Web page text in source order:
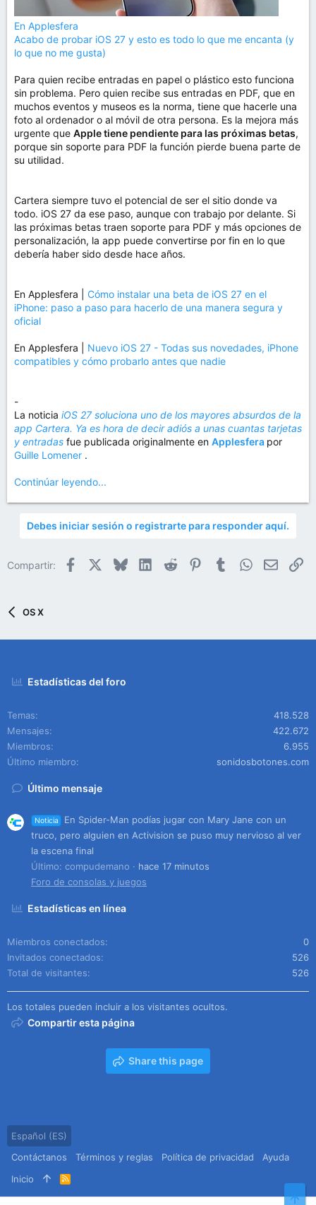
En Applesfera
Acabo de probar iOS 27 y esto es todo lo que me encanta (y
lo que no me gusta)
Para quien recibe entradas en papel o plástico esto funciona
sin problema. Pero quien recibe sus entradas en PDF, que en
muchos eventos y museos es la norma, tiene que hacerle una
foto al ordenador o al móvil de otra persona. Es la mejora más
urgente que Apple tiene pendiente para las próximas betas,
porque sin soporte para PDF la función pierde buena parte de
su utilidad.
Cartera siempre tuvo el potencial de ser el sitio donde va
todo. iOS 27 da ese paso, aunque con trabajo por delante. Si
las próximas betas traen soporte para PDF y más opciones de
personalización, la app puede convertirse por fin en lo que
debería haber sido desde hace años.
En Applesfera | Cómo instalar una beta de iOS 27 en el
iPhone: paso a paso para hacerlo de una manera segura y
oficial
En Applesfera | Nuevo iOS 27 - Todas sus novedades, iPhone
compatibles y cómo probarlo antes que nadie
-
La noticia iOS 27 soluciona uno de los mayores absurdos de la
app Cartera. Ya es hora de decir adiós a unas cuantas tarjetas
y entradas fue publicada originalmente en Applesfera por
Guille Lomener .
Continúar leyendo...
Debes iniciar sesión o registrarte para responder aquí.
Compartir: Facebook BlueskyLinkedIn
Reddit PinterestTumblrWhatsApp
Email
OS X
Estadísticas del foro
Temas
418.528
Mensajes
422.672
Miembros
6.955
Último miembro
sonidosbotones.com
Último mensaje
Noticia
En Spider-Man podías jugar con Mary Jane con un
truco, pero alguien en Activision se puso muy nervioso al ver
la escena final
Último: compudemano
hace 17 minutos
Foro de consolas y juegos
Estadísticas en línea
Miembros conectados
0
Invitados conectados
526
Total de visitantes
526
Los totales pueden incluir a los visitantes ocultos.
Compartir esta página
Share this page
Español (ES)
Contáctanos
Términos y reglas Política de privacidad
Ayuda
Inicio
R
S